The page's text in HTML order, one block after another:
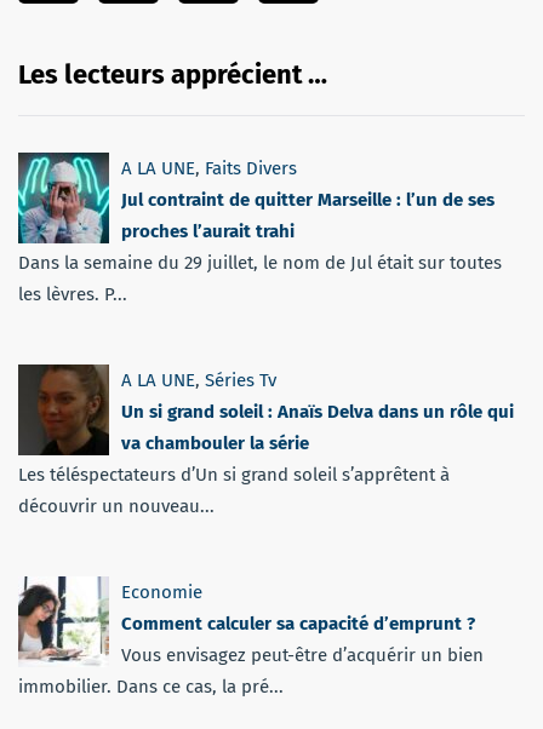
Les lecteurs apprécient …
A LA UNE, Faits Divers
Jul contraint de quitter Marseille : l’un de ses
proches l’aurait trahi
Dans la semaine du 29 juillet, le nom de Jul était sur toutes
les lèvres. P...
A LA UNE, Séries Tv
Un si grand soleil : Anaïs Delva dans un rôle qui
va chambouler la série
Les téléspectateurs d’Un si grand soleil s’apprêtent à
découvrir un nouveau...
Economie
Comment calculer sa capacité d’emprunt ?
Vous envisagez peut-être d’acquérir un bien
immobilier. Dans ce cas, la pré...